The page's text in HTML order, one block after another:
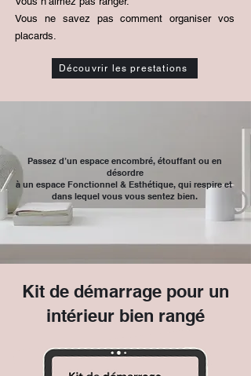
Vous ne savez pas comment organiser vos
placards.
Découvrir les prestations
Passez d’un espace encombré, étouffant ou en
désordre
à un espace Fonctionnel & Esthétique, qui respire et
dans lequel vous vous sentez bien.
Kit de démarrage pour un
intérieur bien rangé